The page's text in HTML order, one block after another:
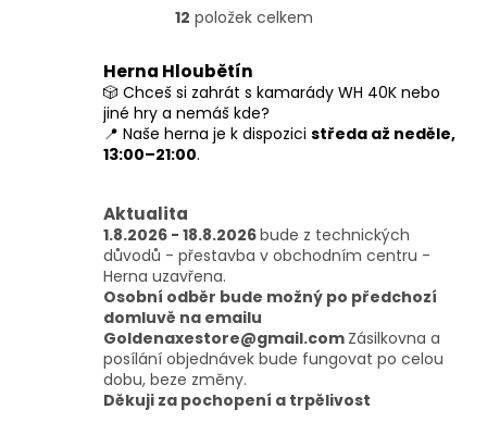
O
l
á
d
a
v
k
v
ý
p
i
s
u
12 položek celkem
Herna Hloubětín
🎲 Chceš si zahrát s kamarády WH 40K nebo
jiné hry a nemáš kde?
📍 Naše herna je k dispozici středa až neděle,
13:00–21:00.
Aktualita
1.8.2026 - 18.8.2026bude z technických
důvodů - přestavba v obchodním centru -
Herna uzavřena.
Osobní odběr bude možný po předchozí
domluvě na emailu
Goldenaxestore@gmail.com Zásilkovna a
posílání objednávek bude fungovat po celou
dobu, beze změny.
Děkuji za pochopení a trpělivost